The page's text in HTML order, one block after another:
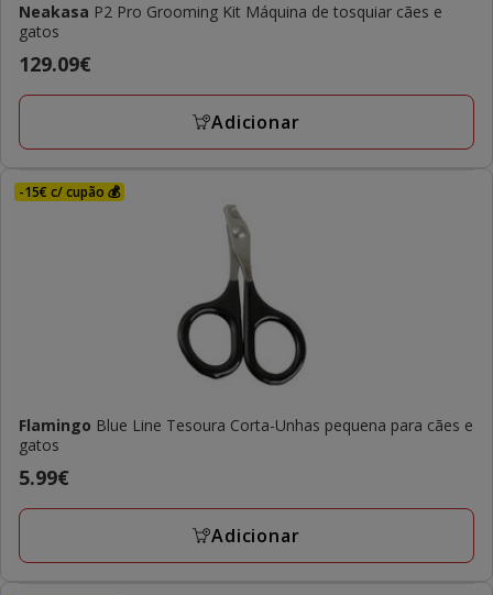
Neakasa P2 Pro Grooming Kit Máquina de tosquiar cães e
gatos
Preço
129.09€
129.09€
Adicionar
-15€ c/ cupão 💰
Flamingo Blue Line Tesoura Corta-Unhas pequena para cães e
gatos
Preço
5.99€
5.99€
Adicionar